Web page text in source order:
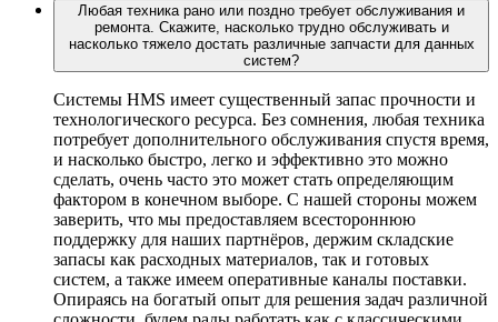
Любая техника рано или поздно требует обслуживания и
ремонта. Скажите, насколько трудно обслуживать и
насколько тяжело достать различные запчасти для данных
систем?
Системы HMS имеет существенный запас прочности и
технологического ресурса. Без сомнения, любая техника
потребует дополнительного обслуживания спустя время,
и насколько быстро, легко и эффективно это можно
сделать, очень часто это может стать определяющим
фактором в конечном выборе. С нашей стороны можем
заверить, что мы предоставляем всестороннюю
поддержку для наших партнёров, держим складские
запасы как расходных материалов, так и готовых
систем, а также имеем оперативные каналы поставки.
Опираясь на богатый опыт для решения задач различной